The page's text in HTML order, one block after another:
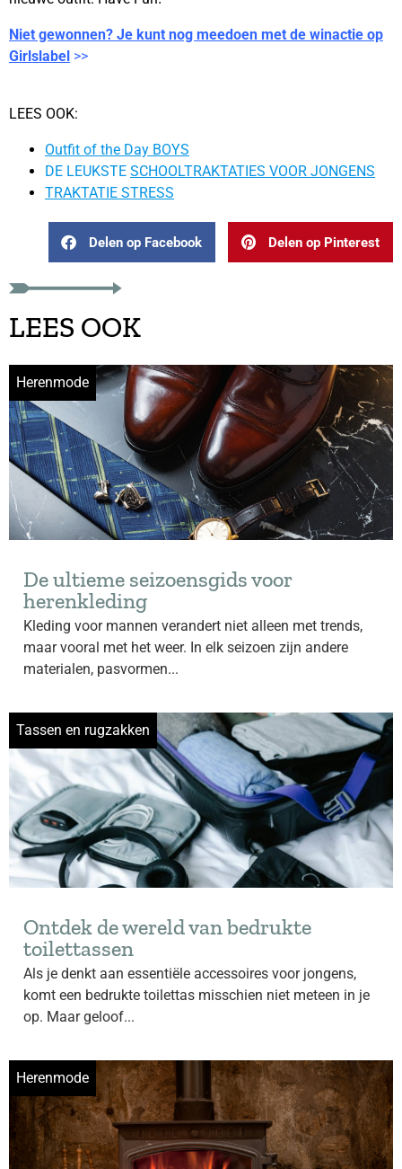
Niet gewonnen? Je kunt nog meedoen met de winactie op
Girlslabel >>
LEES OOK:
Outfit of the Day BOYS
DE LEUKSTE SCHOOLTRAKTATIES VOOR JONGENS
TRAKTATIE STRESS
Delen op Facebook Delen op Pinterest
LEES OOK
Herenmode
De ultieme seizoensgids voor
herenkleding
Kleding voor mannen verandert niet alleen met trends,
maar vooral met het weer. In elk seizoen zijn andere
materialen, pasvormen...
Tassen en rugzakken
Ontdek de wereld van bedrukte
toilettassen
Als je denkt aan essentiële accessoires voor jongens,
komt een bedrukte toilettas misschien niet meteen in je
op. Maar geloof...
Herenmode